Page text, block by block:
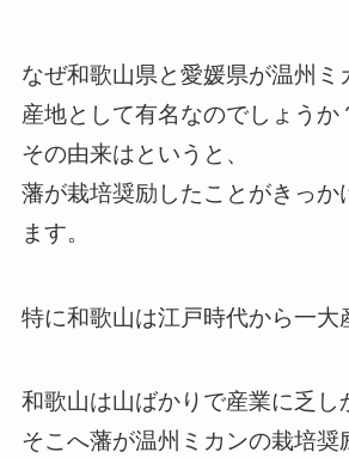
なぜ和歌山県と愛媛県が温州ミ
産地として有名なのでしょうか
その由来はというと、
藩が栽培奨励したことがきっか
ます。
特に和歌山は江戸時代から一大
和歌山は山ばかりで産業に乏し
そこへ藩が温州ミカンの栽培奨